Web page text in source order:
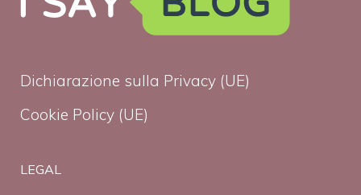
Dichiarazione sulla Privacy (UE)
Cookie Policy (UE)
LEGAL